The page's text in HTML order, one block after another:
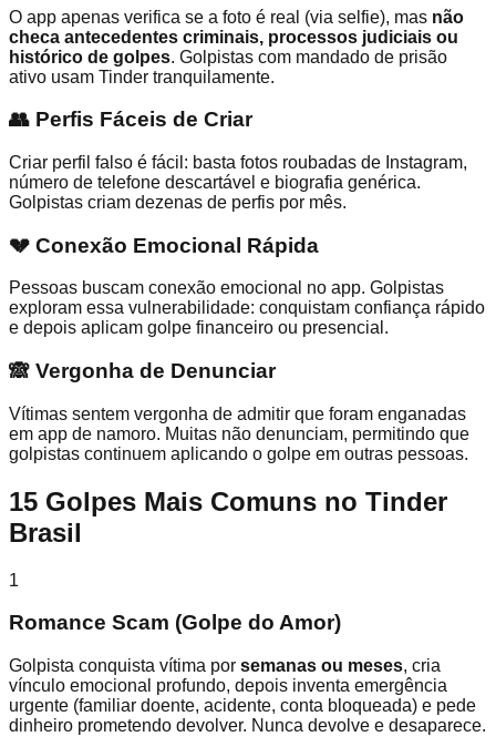
O app apenas verifica se a foto é real (via selfie), mas não
checa antecedentes criminais, processos judiciais ou
histórico de golpes. Golpistas com mandado de prisão
ativo usam Tinder tranquilamente.
👥 Perfis Fáceis de Criar
Criar perfil falso é fácil: basta fotos roubadas de Instagram,
número de telefone descartável e biografia genérica.
Golpistas criam dezenas de perfis por mês.
💔 Conexão Emocional Rápida
Pessoas buscam conexão emocional no app. Golpistas
exploram essa vulnerabilidade: conquistam confiança rápido
e depois aplicam golpe financeiro ou presencial.
🙈 Vergonha de Denunciar
Vítimas sentem vergonha de admitir que foram enganadas
em app de namoro. Muitas não denunciam, permitindo que
golpistas continuem aplicando o golpe em outras pessoas.
15 Golpes Mais Comuns no Tinder
Brasil
1
Romance Scam (Golpe do Amor)
Golpista conquista vítima por semanas ou meses, cria
vínculo emocional profundo, depois inventa emergência
urgente (familiar doente, acidente, conta bloqueada) e pede
dinheiro prometendo devolver. Nunca devolve e desaparece.